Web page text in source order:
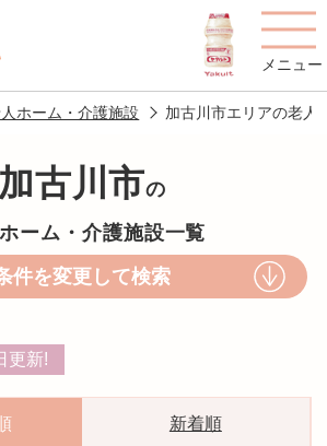
メニュー
円かについて 費用について
ホーム・介護施設 加古川市エリアの老人
加古川市の
ーム・介護施設一覧
件を変更して検索
更新!
新着順